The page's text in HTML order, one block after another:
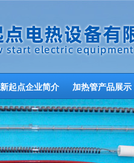
新起点企业简介 加热管产品展示